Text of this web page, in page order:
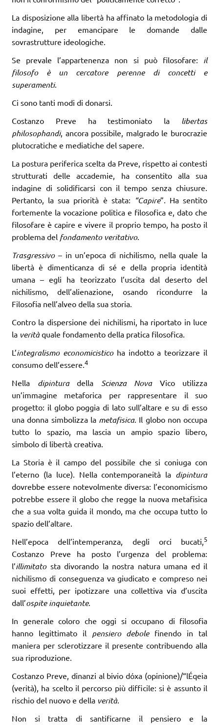
La disposizione alla libertà ha affinato la metodologia di
indagine, per emancipare le domande dalle
sovrastrutture ideologiche.
Se prevale l’appartenenza non si può filosofare: il
filosofo è un cercatore peren­ne di concetti e
superamenti.
Ci sono tanti modi di donarsi.
Costanzo Preve ha testimoniato la libertas
philosophandi, ancora possibile, malgrado le burocrazie
plutocratiche e mediatiche del sapere.
La postura periferica scelta da Preve, rispetto ai contesti
strutturati delle accademie, ha consentito alla sua
indagine di solidificarsi con il tempo senza chiusure.
Pertanto, la sua priorità è stata: “Capire”. Ha sentito
fortemente la vocazione politica e filosofica e, dato che
filosofare è capire e vivere il proprio tempo, ha posto il
problema del fondamento veritativo.
Trasgressivo – in un’epoca di nichilismo, nella quale la
libertà è dimenticanza di sé e della propria identità
umana – egli ha teorizzato l’uscita dal deserto del
nichilismo, dell’alienazione, osando ricondurre la
Filosofia nell’alveo della sua storia.
Contro la dispersione dei nichilismi, ha riportato in luce
la veritàquale fon­damento della pratica filosofica.
L’integralismo economicistico ha indotto a teorizzare il
consumo dell’essere.4
Nella dipintura della Scienza Nova Vico utilizza
un’immagine metaforica per rappresentare il suo
progetto: il globo poggia di lato sull’altare e su di esso
una donna simbolizza la metafisica. Il globo non occupa
tutto lo spazio, ma lascia un ampio spazio libero,
simbolo di libertà creativa.
La Storia è il campo del possibile che si coniuga con
l’eterno (la luce). Nella contemporaneità la dipintura
dovrebbe essere notevolmente diversa: l’economicismo
potrebbe essere il globo che regge la nuova metafisica
che a sua volta guida il mondo, ma che occupa tutto lo
spazio dell’altare.
Nell’epoca dell’intemperanza, degli orci bucati,5
Costanzo Preve ha posto l’urgenza del problema:
l’illimitato sta divorando la nostra natura umana ed il
nichilismo di conseguenza va giudicato e compreso nei
suoi effetti, per ipotizzare una collettiva via d’uscita
dall’ospite inquietante.
In generale coloro che oggi si occupano di filosofia
hanno legittimato il pensiero debole finendo in tal
maniera per sclerotizzare il presente contribuendo alla
sua riproduzione.
Costanzo Preve, dinanzi al bivio dóxa (opinione)/“lÉqeia
(verità), ha scelto il percorso più difficile: si è assunto il
rischio del nuovo e della verità.
Non si tratta di santificarne il pensiero e la